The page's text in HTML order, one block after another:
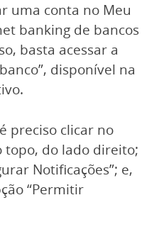
uma conta no Meu
banking de bancos
basta acessar a
disponível na
preciso clicar no
topo, do lado direito;
Notificações”; e,
“Permitir